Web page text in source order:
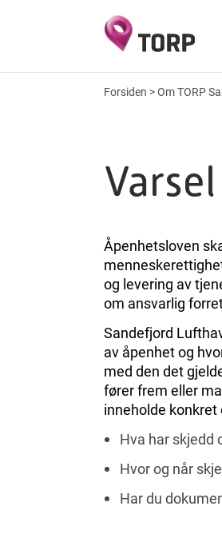
Forsiden >Om TORP
Åpenhetsloven
og levering av
om ansvarlig
Sandefjord
av åpenhet og
med den det
fører frem eller
inneholde
Hva har skjedd
Hvor og når
Har du